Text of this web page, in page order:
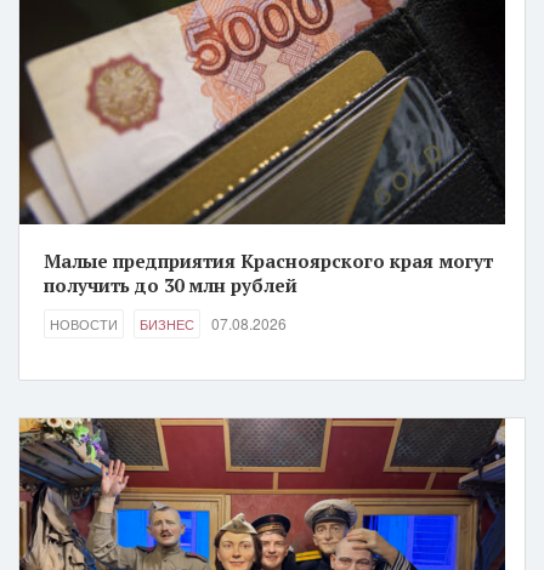
Малые предприятия Красноярского края могут
получить до 30 млн рублей
НОВОСТИ БИЗНЕС 07.08.2026